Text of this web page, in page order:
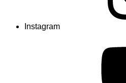
Instagram